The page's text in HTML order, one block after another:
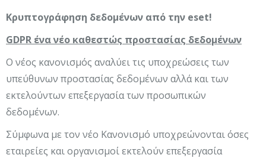
Κρυπτογράφηση δεδομένων από την eset!
GDPR ένα νέο καθεστώς προστασίας δεδομένων
Ο νέος κανονισμός αναλύει τις υποχρεώσεις των
υπεύθυνων προστασίας δεδομένων αλλά και των
εκτελούντων επεξεργασία των προσωπικών
δεδομένων.
Σύμφωνα με τον νέο Κανονισμό υποχρεώνονται όσες
εταιρείες και οργανισμοί εκτελούν επεξεργασία